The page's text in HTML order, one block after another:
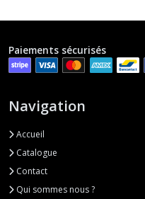
Paiements sécurisés
Navigation
Accueil
Catalogue
Contact
Qui sommes nous ?